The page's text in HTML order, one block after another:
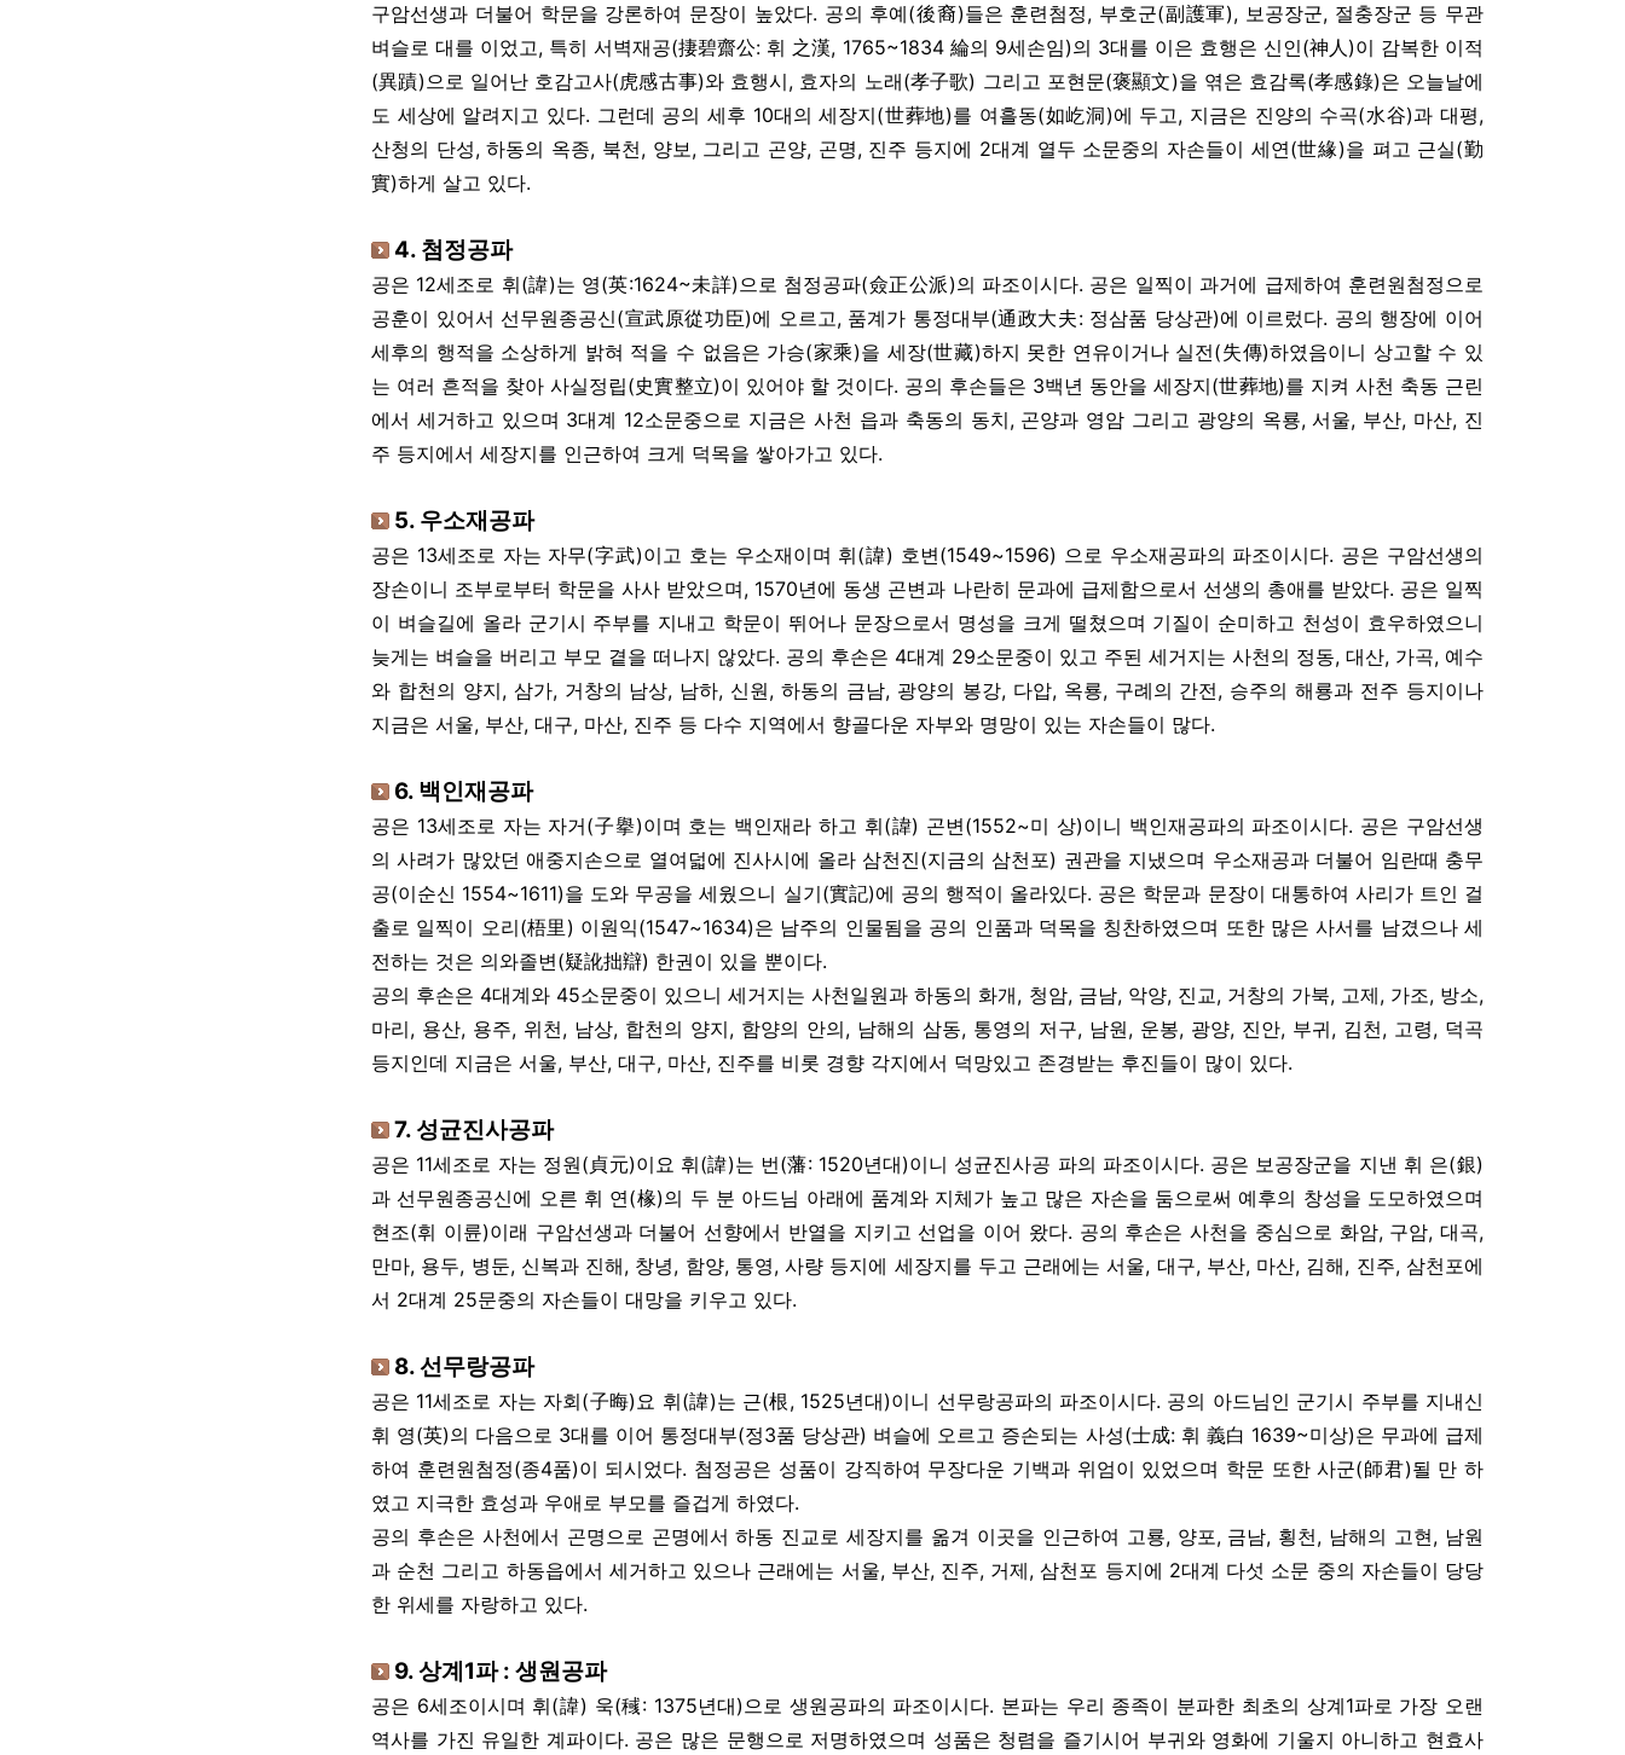
구암선생과 더불어 학문을 강론하여 문장이 높았다. 공의 후예(後裔)들은 훈련첨정, 부호군(副護軍), 보공장군, 절충장군 등 무관
벼슬로 대를 이었고, 특히 서벽재공(捿碧齋公: 휘 之漢, 1765~1834 綸의 9세손임)의 3대를 이은 효행은 신인(神人)이 감복한 이적
(異蹟)으로 일어난 호감고사(虎感古事)와 효행시, 효자의 노래(孝子歌) 그리고 포현문(褒顯文)을 엮은 효감록(孝感錄)은 오늘날에
도 세상에 알려지고 있다. 그런데 공의 세후 10대의 세장지(世葬地)를 여흘동(如屹洞)에 두고, 지금은 진양의 수곡(水谷)과 대평,
산청의 단성, 하동의 옥종, 북천, 양보, 그리고 곤양, 곤명, 진주 등지에 2대계 열두 소문중의 자손들이 세연(世緣)을 펴고 근실(勤
實)하게 살고 있다.
4. 첨정공파
공은 12세조로 휘(諱)는 영(英:1624~未詳)으로 첨정공파(僉正公派)의 파조이시다. 공은 일찍이 과거에 급제하여 훈련원첨정으로
공훈이 있어서 선무원종공신(宣武原從功臣)에 오르고, 품계가 통정대부(通政大夫: 정삼품 당상관)에 이르렀다. 공의 행장에 이어
세후의 행적을 소상하게 밝혀 적을 수 없음은 가승(家乘)을 세장(世藏)하지 못한 연유이거나 실전(失傳)하였음이니 상고할 수 있
는 여러 흔적을 찾아 사실정립(史實整立)이 있어야 할 것이다. 공의 후손들은 3백년 동안을 세장지(世葬地)를 지켜 사천 축동 근린
에서 세거하고 있으며 3대계 12소문중으로 지금은 사천 읍과 축동의 동치, 곤양과 영암 그리고 광양의 옥룡, 서울, 부산, 마산, 진
주 등지에서 세장지를 인근하여 크게 덕목을 쌓아가고 있다.
5. 우소재공파
공은 13세조로 자는 자무(字武)이고 호는 우소재이며 휘(諱) 호변(1549~1596) 으로 우소재공파의 파조이시다. 공은 구암선생의
장손이니 조부로부터 학문을 사사 받았으며, 1570년에 동생 곤변과 나란히 문과에 급제함으로서 선생의 총애를 받았다. 공은 일찍
이 벼슬길에 올라 군기시 주부를 지내고 학문이 뛰어나 문장으로서 명성을 크게 떨쳤으며 기질이 순미하고 천성이 효우하였으니
늦게는 벼슬을 버리고 부모 곁을 떠나지 않았다. 공의 후손은 4대계 29소문중이 있고 주된 세거지는 사천의 정동, 대산, 가곡, 예수
와 합천의 양지, 삼가, 거창의 남상, 남하, 신원, 하동의 금남, 광양의 봉강, 다압, 옥룡, 구례의 간전, 승주의 해룡과 전주 등지이나
지금은 서울, 부산, 대구, 마산, 진주 등 다수 지역에서 향골다운 자부와 명망이 있는 자손들이 많다.
6. 백인재공파
공은 13세조로 자는 자거(子擧)이며 호는 백인재라 하고 휘(諱) 곤변(1552~미 상)이니 백인재공파의 파조이시다. 공은 구암선생
의 사려가 많았던 애중지손으로 열여덟에 진사시에 올라 삼천진(지금의 삼천포) 권관을 지냈으며 우소재공과 더불어 임란때 충무
공(이순신 1554~1611)을 도와 무공을 세웠으니 실기(實記)에 공의 행적이 올라있다. 공은 학문과 문장이 대통하여 사리가 트인 걸
출로 일찍이 오리(梧里) 이원익(1547~1634)은 남주의 인물됨을 공의 인품과 덕목을 칭찬하였으며 또한 많은 사서를 남겼으나 세
전하는 것은 의와졸변(疑訛拙辯) 한권이 있을 뿐이다.
공의 후손은 4대계와 45소문중이 있으니 세거지는 사천일원과 하동의 화개, 청암, 금남, 악양, 진교, 거창의 가북, 고제, 가조, 방소,
마리, 용산, 용주, 위천, 남상, 합천의 양지, 함양의 안의, 남해의 삼동, 통영의 저구, 남원, 운봉, 광양, 진안, 부귀, 김천, 고령, 덕곡
등지인데 지금은 서울, 부산, 대구, 마산, 진주를 비롯 경향 각지에서 덕망있고 존경받는 후진들이 많이 있다.
7. 성균진사공파
공은 11세조로 자는 정원(貞元)이요 휘(諱)는 번(藩: 1520년대)이니 성균진사공 파의 파조이시다. 공은 보공장군을 지낸 휘 은(銀)
과 선무원종공신에 오른 휘 연(椽)의 두 분 아드님 아래에 품계와 지체가 높고 많은 자손을 둠으로써 예후의 창성을 도모하였으며
현조(휘 이륜)이래 구암선생과 더불어 선향에서 반열을 지키고 선업을 이어 왔다. 공의 후손은 사천을 중심으로 화암, 구암, 대곡,
만마, 용두, 병둔, 신복과 진해, 창녕, 함양, 통영, 사량 등지에 세장지를 두고 근래에는 서울, 대구, 부산, 마산, 김해, 진주, 삼천포에
서 2대계 25문중의 자손들이 대망을 키우고 있다.
8. 선무랑공파
공은 11세조로 자는 자회(子晦)요 휘(諱)는 근(根, 1525년대)이니 선무랑공파의 파조이시다. 공의 아드님인 군기시 주부를 지내신
휘 영(英)의 다음으로 3대를 이어 통정대부(정3품 당상관) 벼슬에 오르고 증손되는 사성(士成: 휘 義白 1639~미상)은 무과에 급제
하여 훈련원첨정(종4품)이 되시었다. 첨정공은 성품이 강직하여 무장다운 기백과 위엄이 있었으며 학문 또한 사군(師君)될 만 하
였고 지극한 효성과 우애로 부모를 즐겁게 하였다.
공의 후손은 사천에서 곤명으로 곤명에서 하동 진교로 세장지를 옮겨 이곳을 인근하여 고룡, 양포, 금남, 횡천, 남해의 고현, 남원
과 순천 그리고 하동읍에서 세거하고 있으나 근래에는 서울, 부산, 진주, 거제, 삼천포 등지에 2대계 다섯 소문 중의 자손들이 당당
한 위세를 자랑하고 있다.
9. 상계1파 : 생원공파
공은 6세조이시며 휘(諱) 욱(稶: 1375년대)으로 생원공파의 파조이시다. 본파는 우리 종족이 분파한 최초의 상계1파로 가장 오랜
역사를 가진 유일한 계파이다. 공은 많은 문행으로 저명하였으며 성품은 청렴을 즐기시어 부귀와 영화에 기울지 아니하고 현효사